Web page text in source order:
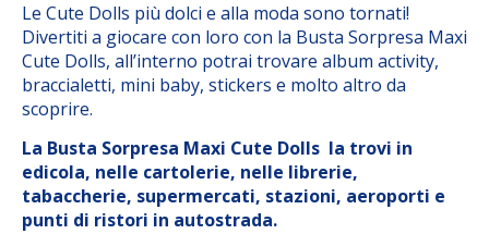
Le Cute Dolls più dolci e alla moda sono tornati!
Divertiti a giocare con loro con la Busta Sorpresa Maxi
Cute Dolls, all’interno potrai trovare album activity,
braccialetti, mini baby, stickers e molto altro da
scoprire.
La Busta Sorpresa Maxi Cute Dolls la trovi in
edicola, nelle cartolerie, nelle librerie,
tabaccherie, supermercati, stazioni, aeroporti e
punti di ristori in autostrada.